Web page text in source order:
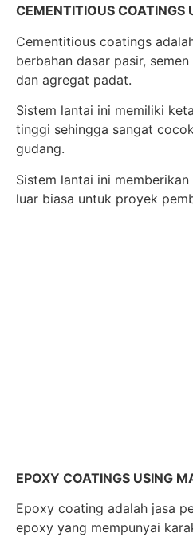
CEMENTITIOUS COATINGS
Cementitious coatings
berbahan dasar pasir,
dan agregat padat.
Sistem lantai ini memiliki
tinggi sehingga sangat
gudang.
Sistem lantai ini
luar biasa untuk proyek
EPOXY COATINGS USING
Epoxy coating adalah jasa
epoxy yang mempunyai